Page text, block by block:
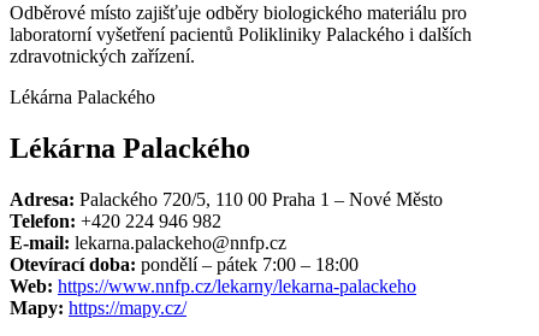
Odběrové místo zajišťuje odběry biologického materiálu pro
laboratorní vyšetření pacientů Polikliniky Palackého i dalších
zdravotnických zařízení.
Lékárna Palackého
Lékárna Palackého
Adresa: Palackého 720/5, 110 00 Praha 1 – Nové Město
Telefon: +420 224 946 982
E-mail: lekarna.palackeho@nnfp.cz
Otevírací doba: pondělí – pátek 7:00 – 18:00
Web: https://www.nnfp.cz/lekarny/lekarna-palackeho
Mapy: https://mapy.cz/